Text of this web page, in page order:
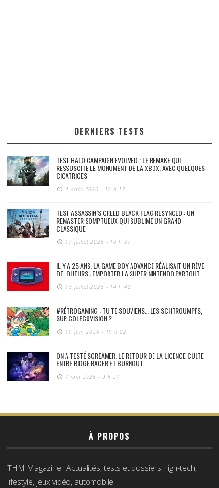
DERNIERS TESTS
TEST HALO CAMPAIGN EVOLVED : LE REMAKE QUI
RESSUSCITE LE MONUMENT DE LA XBOX, AVEC QUELQUES
CICATRICES
4 août 2026 - 10 h 17
TEST ASSASSIN’S CREED BLACK FLAG RESYNCED : UN
REMASTER SOMPTUEUX QUI SUBLIME UN GRAND
CLASSIQUE
17 juillet 2026 - 10 h 37
IL Y A 25 ANS, LA GAME BOY ADVANCE RÉALISAIT UN RÊVE
DE JOUEURS : EMPORTER LA SUPER NINTENDO PARTOUT
13 juillet 2026 - 14 h 48
#RÉTROGAMING : TU TE SOUVIENS… LES SCHTROUMPFS,
SUR COLECOVISION ?
19 juin 2026 - 19 h 02
ON A TESTÉ SCREAMER, LE RETOUR DE LA LICENCE CULTE
ENTRE RIDGE RACER ET BURNOUT
7 juin 2026 - 9 h 27
À PROPOS
THM Magazine : Actualités, tests et dossiers high-tech,
lifestyle, jeux vidéo, automobile…